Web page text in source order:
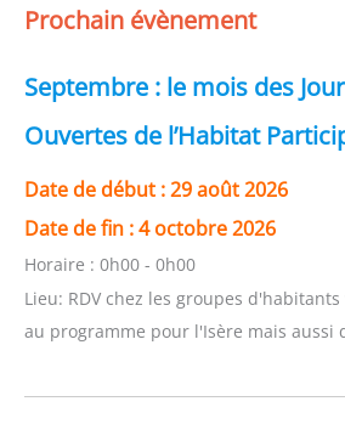
Prochain évènement
Septembre : le mois des
Ouvertes de l’Habitat
Date de début :29 août 2026
Date de fin :4 octobre 2026
Horaire : 0h00 - 0h00
Lieu: RDV chez les groupes
au programme pour l'Isère mais aussi